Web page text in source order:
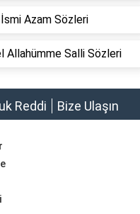
Azam Sözleri
Allahümme Salli Sözleri
Reddi Bize Ulaşın